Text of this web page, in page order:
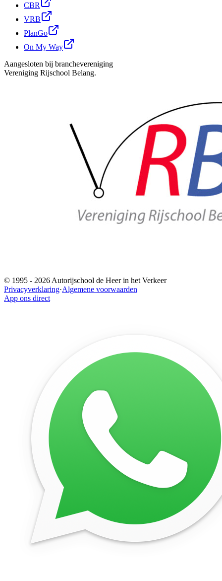
CBR
VRB
PlanGo
On My Way
Aangesloten bij branchevereniging
Vereniging Rijschool Belang.
© 1995 - 2026 Autorijschool de Heer in het Verkeer
Privacyverklaring·Algemene voorwaarden
App ons direct